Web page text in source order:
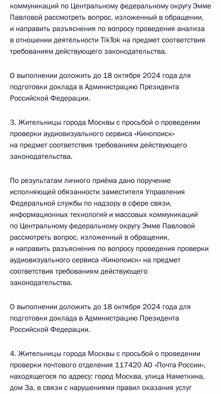
коммуникаций по Центральному федеральному округу Эмме
Павловой рассмотреть вопрос, изложенный в обращении,
и направить разъяснения по вопросу проведения анализа
в отношении деятельности TikTok на предмет соответствия
требованиям действующего законодательства.
О выполнении доложить до 18 октября 2024 года для
подготовки доклада в Администрацию Президента
Российской Федерации.
3. Жительницы города Москвы с просьбой о проведении
проверки аудиовизуального сервиса «Кинопоиск»
на предмет соответствия требованиям действующего
законодательства.
По результатам личного приёма дано поручение
исполняющей обязанности заместителя Управления
Федеральной службы по надзору в сфере связи,
информационных технологий и массовых коммуникаций
по Центральному федеральному округу Эмме Павловой
рассмотреть вопрос, изложенный в обращении,
и направить разъяснения по вопросу проведения проверки
аудиовизуального сервиса «Кинопоиск» на предмет
соответствия требованиям действующего
законодательства.
О выполнении доложить до 18 октября 2024 года для
подготовки доклада в Администрацию Президента
Российской Федерации.
4. Жительницы города Москвы с просьбой о проведении
проверки почтового отделения 117420 АО «Почта России»,
находящегося по адресу: город Москва, улица Наметкина,
дом 3а, в связи с нарушениями правил оказания услуг